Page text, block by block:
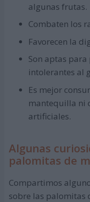
algunas frutas.
Combaten los
Favorecen la
Son aptas
intolerantes al
Es mejor
mantequilla ni
artificiales.
Algunas
palomitas de
Compartimos
sobre las palomitas